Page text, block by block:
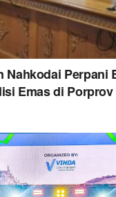
Nahkodai Perpani
Emas di Porprov